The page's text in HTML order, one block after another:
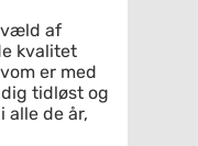
af
kvalitet
er med
tidløst og
alle de år,